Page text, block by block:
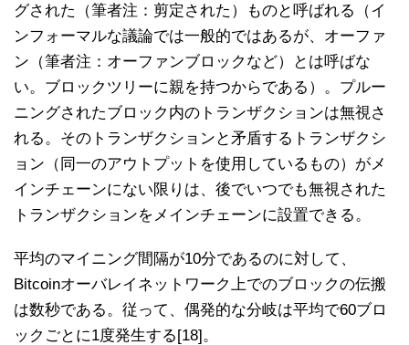
グされた（筆者注：剪定された）ものと呼ばれる（イ
ンフォーマルな議論では一般的ではあるが、オーファ
ン（筆者注：オーファンブロックなど）とは呼ばな
い。ブロックツリーに親を持つからである）。プルー
ニングされたブロック内のトランザクションは無視さ
れる。そのトランザクションと矛盾するトランザクシ
ョン（同一のアウトプットを使用しているもの）がメ
インチェーンにない限りは、後でいつでも無視された
トランザクションをメインチェーンに設置できる。
平均のマイニング間隔が10分であるのに対して、
Bitcoinオーバレイネットワーク上でのブロックの伝搬
は数秒である。従って、偶発的な分岐は平均で60ブロ
ックごとに1度発生する[18]。